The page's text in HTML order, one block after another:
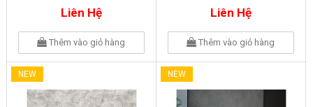
Liên Hệ
Thêm vào giỏ hàng
Liên Hệ
Thêm vào giỏ hàng
NEW NEW